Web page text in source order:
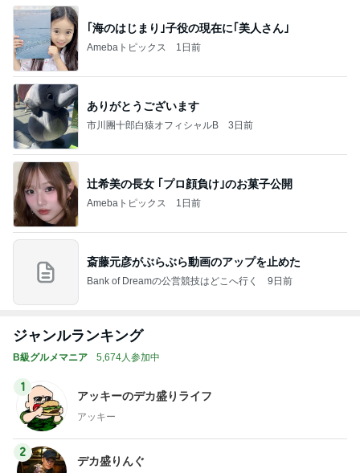
｢海のはじまり｣子役の現在に｢美人さん｣
Amebaトピックス 1日前
ありがとうございます
市川團十郎白猿オフィシャルB 3日前
辻希美の長女 ｢プロ顔負け｣のお菓子公開
Amebaトピックス 1日前
斎藤元彦がぶらぶら動画のアップを止めた
Bank of Dreamの公営競技はどこへ行く 9日前
ジャンルランキング
B級グルメマニア 5,674人参加中
1
アッキーのデカ盛りライフ
アッキー
2
デカ盛りんぐ